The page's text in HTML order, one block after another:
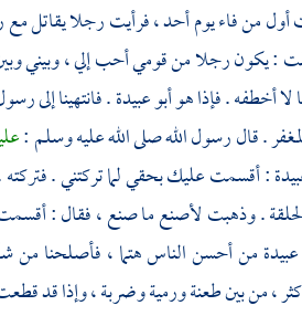
من فاء يومأحد ،فرأيت رجلا يقاتل مع
: يكون رجلا من قومي أحب إلي ، وبيني
أخطفه . فإذا هوأبو عبيدة .فانتهينا إلى
. قال رسول الله صلى الله عليه وسلم :
: أقسمت عليك بحقي لما تركتني . فتركته .
. وذهبت لأصنع ما صنع ، فقال :
من أحسن الناس هتما ، فأصلحنا من
، من بين طعنة ورمية وضربة ، وإذا قد